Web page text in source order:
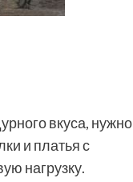
вкуса, нужно
и платья с
нагрузку.